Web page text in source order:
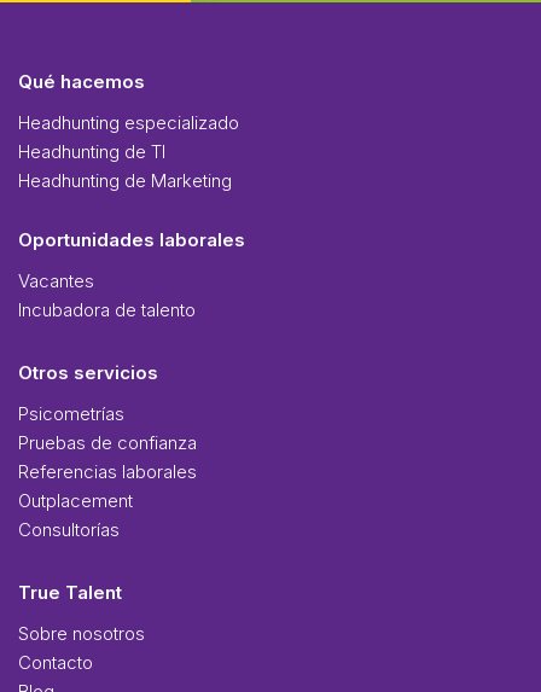
Qué hacemos
Headhunting especializado
Headhunting de TI
Headhunting de Marketing
Oportunidades laborales
Vacantes
Incubadora de talento
Otros servicios
Psicometrías
Pruebas de confianza
Referencias laborales
Outplacement
Consultorías
True Talent
Sobre nosotros
Contacto